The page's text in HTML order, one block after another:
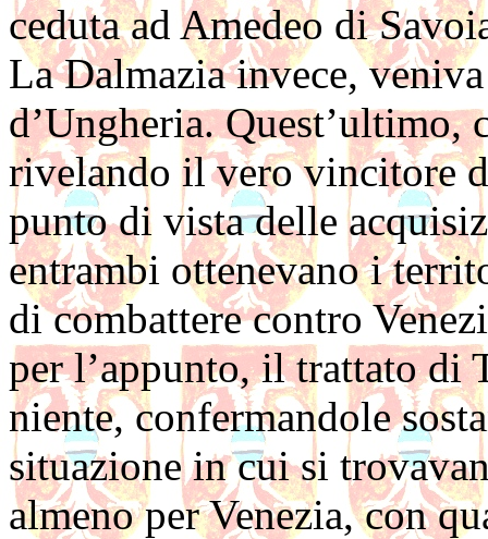
ceduta ad Amedeo di
La Dalmazia invece,
d’Ungheria. Quest’ultimo,
rivelando il vero vincitore
punto di vista delle
entrambi ottenevano i
di combattere contro
per l’appunto, il trattato di
niente, confermandole
situazione in cui si
almeno per Venezia, con